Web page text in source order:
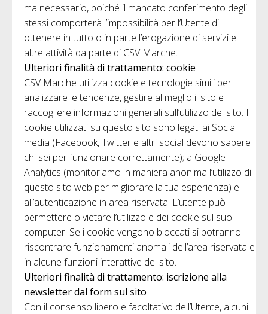
ma necessario, poiché il mancato conferimento degli
stessi comporterà l’impossibilità per l’Utente di
ottenere in tutto o in parte l’erogazione di servizi e
altre attività da parte di CSV Marche.
Ulteriori finalità di trattamento: cookie
CSV Marche utilizza cookie e tecnologie simili per
analizzare le tendenze, gestire al meglio il sito e
raccogliere informazioni generali sull’utilizzo del sito. I
cookie utilizzati su questo sito sono legati ai Social
media (Facebook, Twitter e altri social devono sapere
chi sei per funzionare correttamente); a Google
Analytics (monitoriamo in maniera anonima l’utilizzo di
questo sito web per migliorare la tua esperienza) e
all’autenticazione in area riservata. L’utente può
permettere o vietare l’utilizzo e dei cookie sul suo
computer. Se i cookie vengono bloccati si potranno
riscontrare funzionamenti anomali dell’area riservata e
in alcune funzioni interattive del sito.
Ulteriori finalità di trattamento: iscrizione alla
newsletter dal form sul sito
Con il consenso libero e facoltativo dell’Utente, alcuni